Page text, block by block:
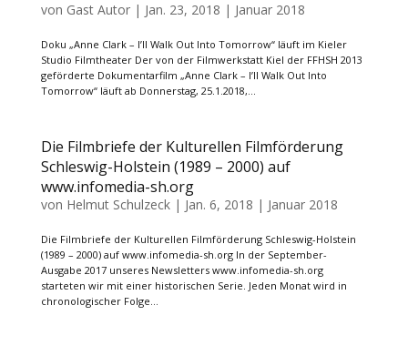
von Gast Autor| Jan. 23, 2018 | Januar 2018
Doku „Anne Clark – I’ll Walk Out Into Tomorrow“ läuft im Kieler
Studio Filmtheater Der von der Filmwerkstatt Kiel der FFHSH 2013
geförderte Dokumentarfilm „Anne Clark – I’ll Walk Out Into
Tomorrow“ läuft ab Donnerstag, 25.1.2018,...
Die Filmbriefe der Kulturellen Filmförderung
Schleswig-Holstein (1989 – 2000) auf
www.infomedia-sh.org
von Helmut Schulzeck| Jan. 6, 2018 | Januar 2018
Die Filmbriefe der Kulturellen Filmförderung Schleswig-Holstein
(1989 – 2000) auf www.infomedia-sh.org In der September-
Ausgabe 2017 unseres Newsletters www.infomedia-sh.org
starteten wir mit einer historischen Serie. Jeden Monat wird in
chronologischer Folge...